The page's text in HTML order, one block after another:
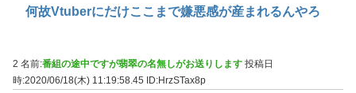
何故Vtuberにだけここまで嫌悪感が産まれるんやろ
2 名前:番組の途中ですが翡翠の名無しがお送りします 投稿日
時:2020/06/18(木) 11:19:58.45 ID:HrzSTax8p